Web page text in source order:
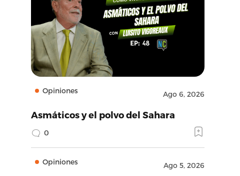
Opiniones Ago 6, 2026
Asmáticos y el polvo del Sahara
0
Opiniones Ago 5, 2026